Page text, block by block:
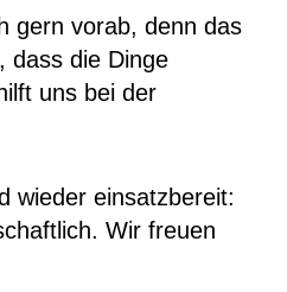
gern vorab, denn das
dass die Dinge
uns bei der
wieder einsatzbereit:
Wir freuen